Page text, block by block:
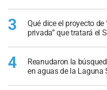
3
Qué dice el proyecto
privada” que tratará el
4
Reanudaron la
en aguas de la Laguna